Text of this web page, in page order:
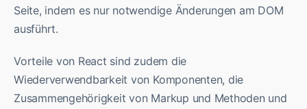
Seite, indem es nur notwendige Änderungen am DOM
ausführt.
Vorteile von React sind zudem die
Wiederverwendbarkeit von Komponenten, die
Zusammengehörigkeit von Markup und Methoden und